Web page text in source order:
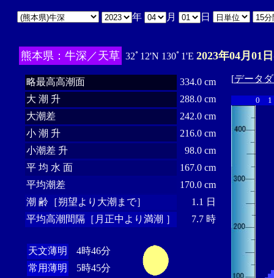
年 月 日
熊本県：牛深／天草 32ﾟ12'N 130ﾟ1'E 2023年04月01
略最高高潮面
334.0 cm
大 潮 升
288.0 cm
大潮差
242.0 cm
小 潮 升
216.0 cm
小潮差 升
98.0 cm
平 均 水 面
167.0 cm
平均潮差
170.0 cm
潮 齢［朔望より大潮まで］
1.1 日
平均高潮間隔［月正中より満潮 ］
7.7 時
天文薄明
4時46分
常用薄明
5時45分
[データ
0 1